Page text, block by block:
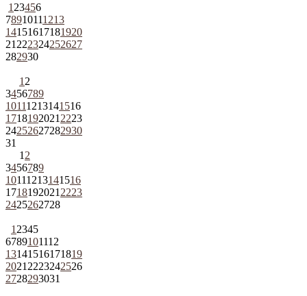
1 23456
78910111213
14151617181920
21 222324252627
282930
1 2
3456789
10111213141516
1718192021 2223
24252627282930
31
1 2
3456789
10111213141516
1718192021 2223
2425262728
1 2345
6789101112
13141516171819
2021 2223242526
2728293031